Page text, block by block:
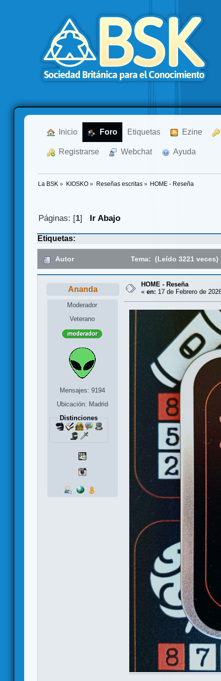
Inicio Foro Etiquetas Ezine
Registrarse Webchat Ayuda
La BSK » KIOSKO» Reseñas escritas» HOME - Reseña
Páginas: [1] Ir Abajo
Etiquetas:
Autor Tema: (Leído 3221 veces)
Ananda
Moderador
Veterano
Mensajes: 9194
Ubicación: Madrid
Distinciones
HOME - Reseña
« en: 17 de Febrero de